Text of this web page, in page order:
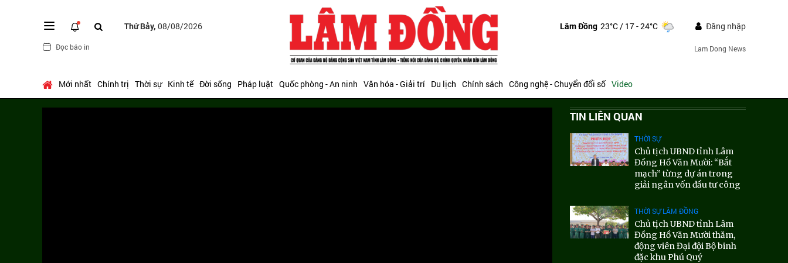
Thứ Bảy, 08/08/2026
Đọc báo in
Lâm Đồng 23°C/ 17 - 24°C Đăng nhập
Lam Dong News
Mới nhất Chính trị Thời sự Kinh tế Đời sống Pháp luật Quốc phòng - An ninh Văn hóa - Giải trí Du lịch Chính sách Công nghệ - Chuyển đổi số Video
TIN LIÊN QUAN
THỜI SỰ
Chủ tịch UBND tỉnh Lâm
Đồng Hồ Văn Mười: “Bắt
mạch” từng dự án trong
giải ngân vốn đầu tư công
THỜI SỰ LÂM ĐỒNG
Chủ tịch UBND tỉnh Lâm
Đồng Hồ Văn Mười thăm,
động viên Đại đội Bộ binh
đặc khu Phú Quý